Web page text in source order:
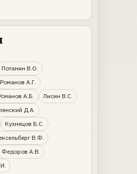
Потанин В.О.
Романов А.Г.
А.Б.
Лисин В.С.
Д.А.
Кузнецов Б.С.
В.Ф.
Федоров А.В.